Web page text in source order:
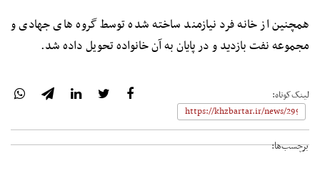
همچنین از خانه فرد نیازمند ساخته شده توسط گروه های جهادی و
مجموعه نفت بازدید و در پایان به آن خانواده تحویل داده شد.
لینک‌کوتاه:
برچسب‌ها: